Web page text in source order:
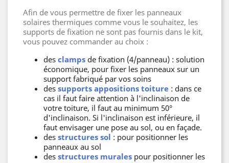
Afin de vous permettre de fixer les panneaux
solaires thermiques comme vous le souhaitez, les
supports de fixation ne sont pas fournis dans le kit,
vous pouvez commander au choix :
des clamps de fixation (4/panneau) : solution
économique, pour fixer les panneaux sur un
support fabriqué par vos soins
des supports appositions toiture : dans ce
cas il faut faire attention à l'inclinaison de
votre toiture, il faut au minimum 50°
d'inclinaison. Si l'inclinaison est inférieure, il
faut envisager une pose au sol, ou en façade.
des structures sol : pour positionner les
panneaux au sol
des structures murales pour positionner les